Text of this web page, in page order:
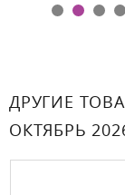
ДРУГИЕ
ОКТЯБРЬ